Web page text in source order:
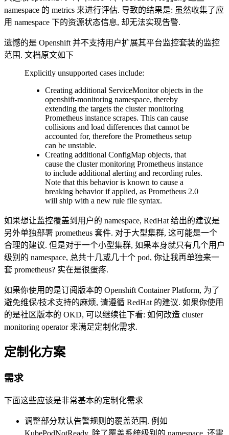
namespace 的 metrics 来进行评估. 导致的结果是: 虽然收集了应
用 namespace 下的资源状态信息, 却无法实现告警.
遗憾的是 Openshift 并不支持用户扩展其平台监控套装的监控
范围. 文档原文如下
Explicitly unsupported cases include:
Creating additional ServiceMonitor objects in the
openshift-monitoring namespace, thereby
extending the targets the cluster monitoring
Prometheus instance scrapes. This can cause
collisions and load differences that cannot be
accounted for, therefore the Prometheus setup
can be unstable.
Creating additional ConfigMap objects, that
cause the cluster monitoring Prometheus instance
to include additional alerting and recording rules.
Note that this behavior is known to cause a
breaking behavior if applied, as Prometheus 2.0
will ship with a new rule file syntax.
如果想让监控覆盖到用户的 namespace, RedHat 给出的建议是
另外单独部署 prometheus 套件. 对于大型集群, 这可能是一个
合理的建议. 但是对于一个小型集群, 如果本身就只有几个用户
级别的 namespace, 总共十几或几十个 pod, 你让我再单独来一
套 prometheus? 实在是很蛋疼.
如果你使用的是订阅版本的 Openshift Container Platform, 为了
避免维保/技术支持的麻烦, 请遵循 RedHat 的建议. 如果你使用
的是社区版本的 OKD, 可以继续往下看: 如何改造 cluster
monitoring operator 来满足定制化需求.
定制化方案
需求
下面这些应该是非常基本的定制化需求
调整部分默认告警规则的覆盖范围. 例如
KubePodNotReady, 除了覆盖系统级别的 namespace, 还需